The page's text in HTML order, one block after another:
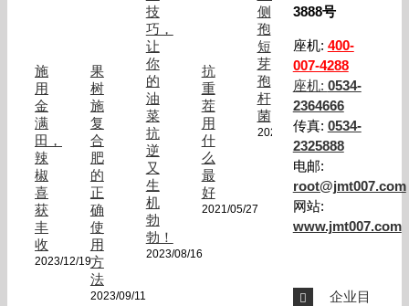
施
用
金
满
田，
辣
椒
喜
获
丰
收
2023/12/19
果
树
施
复
合
肥
的
正
确
使
用
方
法
2023/09/11
技
巧，
让
你
的
油
菜
抗
逆
又
生
机
勃
勃！
2023/08/16
抗
重
茬
用
什
么
最
好
2021/05/27
侧
孢
短
芽
孢
杆
菌
2020/08/21
3888号
座机: 400-
007-4288
座机: 0534-
2364666
传真: 0534-
2325888
电邮:
root@jmt007.com
网站:
www.jmt007.com
企业目